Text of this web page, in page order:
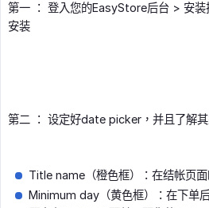
第一 ： 登入您的EasyStore后台 > 安
安装
第二 ： 设定好date picker，并且了解其
Title name（橙色框）：在结帐页
Minimum day（黄色框）：在下单